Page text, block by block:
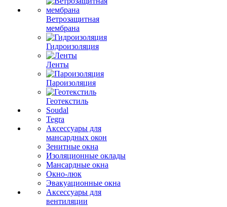
Ветрозащитная
мембрана
Гидроизоляция
Ленты
Пароизоляция
Геотекстиль
Soudal
Tegra
Аксессуары для
мансардных окон
Зенитные окна
Изоляционные оклады
Мансардные окна
Окно-люк
Эвакуационные окна
Аксессуары для
вентиляции